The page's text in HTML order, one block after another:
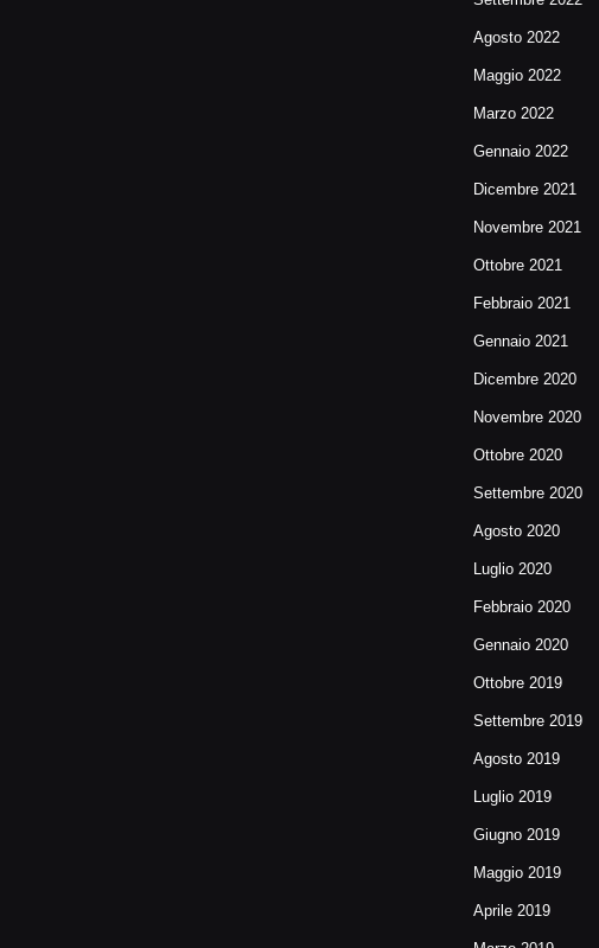
Agosto 2022
Maggio 2022
Marzo 2022
Gennaio 2022
Dicembre 2021
Novembre 2021
Ottobre 2021
Febbraio 2021
Gennaio 2021
Dicembre 2020
Novembre 2020
Ottobre 2020
Settembre 2020
Agosto 2020
Luglio 2020
Febbraio 2020
Gennaio 2020
Ottobre 2019
Settembre 2019
Agosto 2019
Luglio 2019
Giugno 2019
Maggio 2019
Aprile 2019